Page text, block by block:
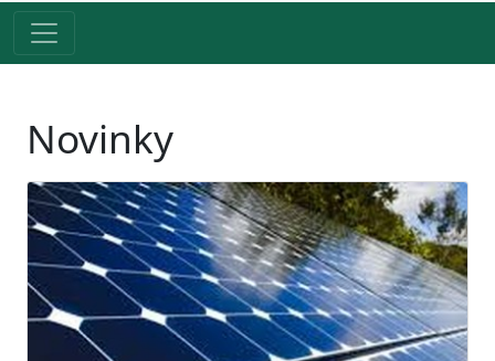
Novinky